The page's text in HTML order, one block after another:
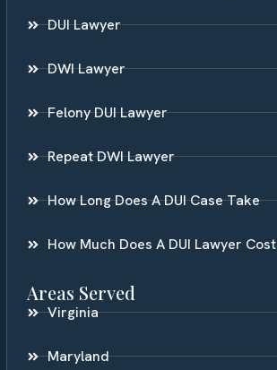
DUI Lawyer
DWI Lawyer
Felony DUI Lawyer
Repeat DWI Lawyer
How Long Does A DUI Case Take
How Much Does A DUI Lawyer Cost
Areas Served
Virginia
Maryland